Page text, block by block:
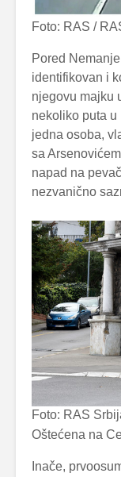
Foto: RAS /
Pored
identifikovan i
njegovu majku
nekoliko puta
jedna osoba,
sa
napad na
nezvanično
Foto: RAS
Oštećena na
Inače,